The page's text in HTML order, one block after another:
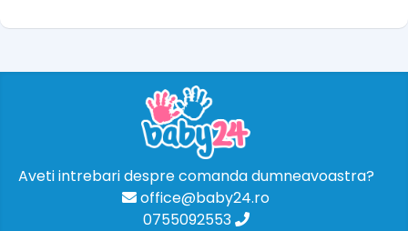
Aveti intrebari despre comanda dumneavoastra?
office@baby24.ro
0755092553